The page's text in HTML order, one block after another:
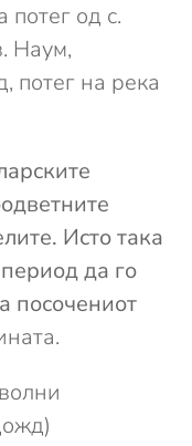
потег од с.
Наум,
потег на река
Исто така
да го
посочениот